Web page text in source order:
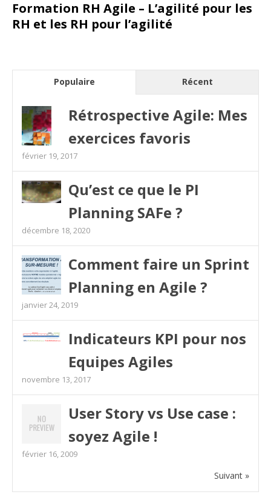
Formation RH Agile – L’agilité pour les
RH et les RH pour l’agilité
Populaire Récent
Rétrospective Agile: Mes
exercices favoris
février 19, 2017
Qu’est ce que le PI
Planning SAFe ?
décembre 18, 2020
Comment faire un Sprint
Planning en Agile ?
janvier 24, 2019
Indicateurs KPI pour nos
Equipes Agiles
novembre 13, 2017
User Story vs Use case :
soyez Agile !
février 16, 2009
Suivant »